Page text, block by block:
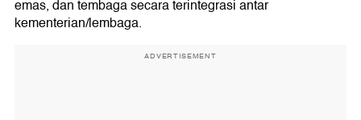
emas, dan tembaga secara terintegrasi antar
kementerian/lembaga.
ADVERTISEMENT